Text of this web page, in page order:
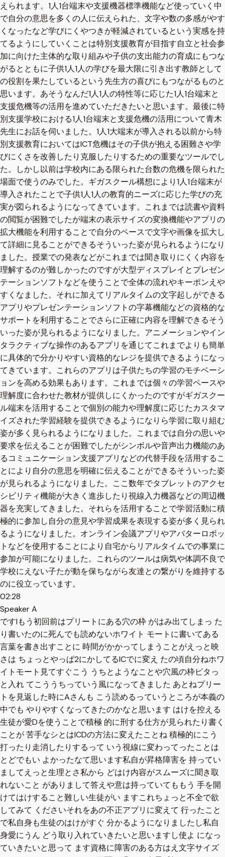
えられます。1人1台端末や支援機器標準機能など使っていく中
で自分の意思を多くの人に伝えられた、文字や数の多感がやす
くなったなど学びにくやつきが軽減されているという実感を持
てるようにしていくことは特別支援教育が目指す自立と社会参
加に向けた主体的な取り組みや子供の支出能力の育成にもつな
がるとともに子供1人1人の学びを最大限に引き出す教師として
の役割を果たしているという先生方の喜びにもつながるものと
思います。あそうなんだ1人1人の特性等に応じた1人1台端末と
支援危機等の活用を進めていただきたいと思います。最後に特
別支援学校における1人1台端末と支援危機の活用について青木
先生にお話を伺いました。1人1大端末が導入される以前から特
別支援教育においてはICT危機はその子供が抱える困難さや学
びにくさを改善したり克服したりするための重要なツールでし
た。しかし以前は学校内にある限られた台数の危機を限られた
場面で使うのみでした。ギガスクール構想により1人1台端末が
導入されたことで子供1人1人の教育的ニーズに応じた学びの充
実が図られるようになってきています。これまでは読書や資料
の閲覧が困難でしたが端末の表示サイズの変換機能やアプリの
拡大機能を利用することで自分のペースで文字や画像を拡大し
て詳細に見ることができるそういった姿が見られるようになり
ました。授業での発表などがこれまでは聞き取りにくく内容を
理解するのが難しかったのですが大型ディスプレイとプレゼン
テーションソフトなどを使うことで全体の流れやキーポンえや
すくなました。それに加えてリアルタイムの文字起しができる
アプリやプレゼンテーションソフトの字幕機能などの資格的な
サポートを利用することでさらに正確に内容を理解できるそう
いった姿が見られるようになりました。アニメーションやイン
タラクティブな操作のあるアプリを通じてこれまでよりも簡単
に具体的で分かりやすい資格的なレジを提供できるようになっ
てきています。これらのアプリは子供たちの学習のモチベーシ
ョンを高める効果もあります。これまでは個々の学習ペースや
理解度に合わせた教材が提供しにくかったのですがギガスクー
ル端末を活用することで個別の能力や理解度に応じたカスタマ
イズされた学習経験を提供できるようになりら学習に取り組む
姿が多く見られるようになりました。これまでは自分の思いや
要求を伝えることが困難でしたがシンボルや音声出力機能のあ
るコミュニケーション支援アプリなどの代替手段を活用するこ
とにより自分の意思を明確に伝えることができるそういった姿
が見られるようになりました。ここ数年でタブレットのアクセ
シビリティ機能が大きく進歩したり視線入力機器などの周辺機
器を充実してきました。それらを活用することで学習活動に積
極的に参加し自分の意見や学習成果を表現する姿が多く見られ
るようになりました。オンライン会議アプリやアバターロボッ
トなどを使用することにより自宅からリアルタイムでの事業に
参加が可能になりました。これらのツールは病気や体調不良で
学校にえない子たが動を保ちながら友達との繋がりを維持する
のに役立っています。
02:28
Speaker A
ですIもう初回前はプリートにある穴の枠 がはみ出てしまっ た
り書いたのに死んでも読めないホワイト モートに書いてある
言葉を書き出すことに 時間がかかってしまうことがえっと映
さは ちょっとやっぱ2にかしてるICでに変え たの頃自分ねホワ
イトモート見てすぐこう うちとようなことや穴風の枠ピタっ
と入れ てこううちっていう風になってきました あとねプリー
トを見返した時にAさんも こう読めるっていうところが本義の
中でも やりやすくなってきたのかなと思います はけを控える
生徒が愛Dを使うことで積極 的に刑する仕方が見られたり書く
ことが 苦手なシとはICDの方法に変えたことね 積極的にこう
打ったり走消したりするって いう視線に変わってったことは
とどでもい よかったなて思います私自が昇格障害を 持ってい
ましてえっと生理とさ私から どはけ内容がスムーズに聞き取
れないこと がありまして答えや意は持っていてももう 手を開
けてはけすること難しい生徒がい ますこれちょっと不全で欲
してみて くださいそれをあの不正アプリに変えて 行ったこと
で私自身も生徒のはけがすぐ 分かるようになりましたし私自
身愛にうん どう取り入れていきたいと思いますし使よ になっ
ていきたいと思って ます資格に障害のある方はえ文字サイズ